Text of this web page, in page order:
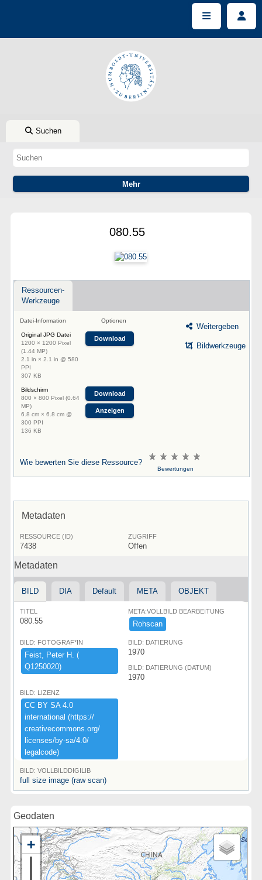
Suchen
080.55
Ressourcen-
Werkzeuge
Datei-Information Optionen
Original JPG Datei
1200 × 1200 Pixel
(1.44 MP)
2.1 in × 2.1 in @ 580
PPI
307 KB
Download
Bildschirm
800 × 800 Pixel (0.64
MP)
6.8 cm × 6.8 cm @
300 PPI
136 KB
Download
Anzeigen
Weitergeben
Bildwerkzeuge
Wie bewerten Sie diese Ressource?
Bewertungen
Metadaten
RESSOURCE (ID)
7438
ZUGRIFF
Offen
Metadaten
BILD DIA Default META OBJEKT
TITEL
080.55
META:VOLLBILD BEARBEITUNG
Rohscan
BILD: FOTOGRAF*IN
Feist,​ ​Peter ​H.​ ​(​
Q1250020)​
BILD: DATIERUNG
1970
BILD: DATIERUNG (DATUM)
1970
BILD: LIZENZ
CC ​BY ​SA ​4.​0 ​
international ​(​https:​/​/​
creativecommons.​org/​
licenses/​by-​sa/​4.​0/​
legalcode)​
BILD: VOLLBILDDIGILIB
full size image (raw scan)
Geodaten